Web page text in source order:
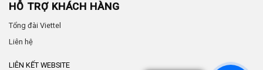
HỖ TRỢ KHÁCH HÀNG
Tổng đài Viettel
Liên hệ
LIÊN KẾT WEBSITE